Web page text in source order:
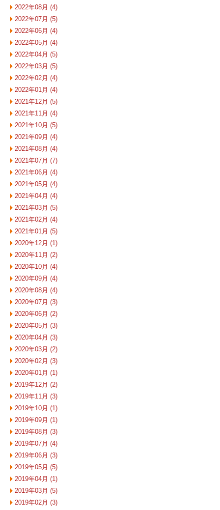
2022年08月 (4)
2022年07月 (5)
2022年06月 (4)
2022年05月 (4)
2022年04月 (5)
2022年03月 (5)
2022年02月 (4)
2022年01月 (4)
2021年12月 (5)
2021年11月 (4)
2021年10月 (5)
2021年09月 (4)
2021年08月 (4)
2021年07月 (7)
2021年06月 (4)
2021年05月 (4)
2021年04月 (4)
2021年03月 (5)
2021年02月 (4)
2021年01月 (5)
2020年12月 (1)
2020年11月 (2)
2020年10月 (4)
2020年09月 (4)
2020年08月 (4)
2020年07月 (3)
2020年06月 (2)
2020年05月 (3)
2020年04月 (3)
2020年03月 (2)
2020年02月 (3)
2020年01月 (1)
2019年12月 (2)
2019年11月 (3)
2019年10月 (1)
2019年09月 (1)
2019年08月 (3)
2019年07月 (4)
2019年06月 (3)
2019年05月 (5)
2019年04月 (1)
2019年03月 (5)
2019年02月 (3)